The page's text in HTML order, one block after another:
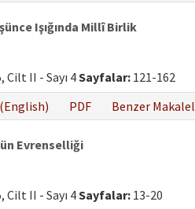
Işığında Millî Birlik
Cilt II - Sayı 4Sayfalar: 121-162
PDF Benzer
Evrenselliği
Cilt II - Sayı 4Sayfalar: 13-20